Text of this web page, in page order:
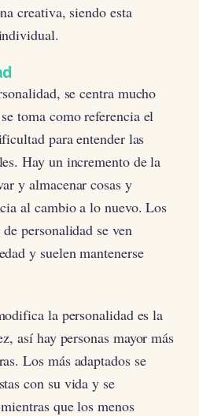
creativa, siendo esta
se centra mucho
toma como referencia el
para entender las
Hay un incremento de la
y almacenar cosas y
al cambio a lo nuevo. Los
personalidad se ven
y suelen mantenerse
la personalidad es la
así hay personas mayor más
Los más adaptados se
con su vida y se
que los menos